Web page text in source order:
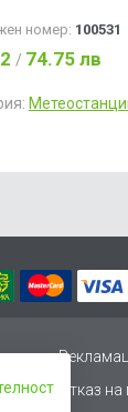
номер: 100531
/ 74.75 лв
Отказ